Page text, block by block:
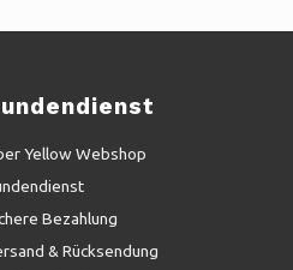
Yellow Webshop
Bezahlung
& Rücksendung